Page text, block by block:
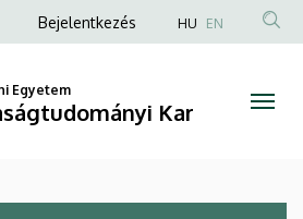
Anonim
fiók
menüje
Bejelentkezés HU EN
Egyetem
Kar